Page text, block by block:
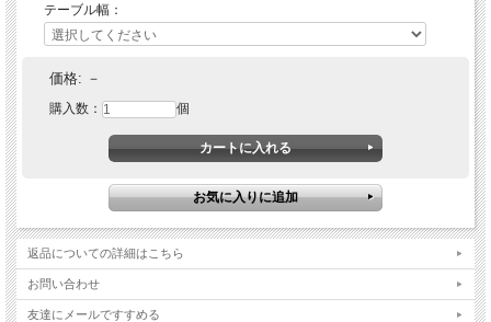
テーブル幅：
価格: －
購入数： 個
返品についての詳細はこちら
お問い合わせ
友達にメールですすめる